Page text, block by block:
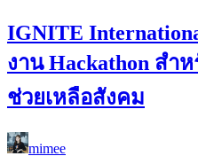
IGNITE
งาน Hackathon สำ
ช่วยเหลือสังคม
mimee